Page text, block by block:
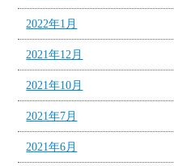
2022年1月
2021年12月
2021年10月
2021年7月
2021年6月